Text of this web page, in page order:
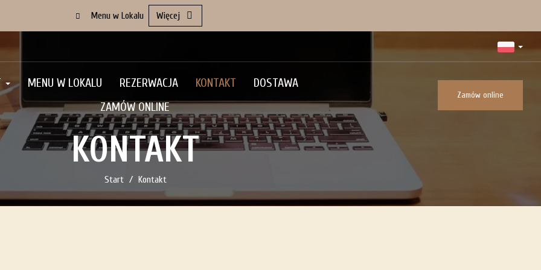
Menu w Lokalu Więcej
MENU W LOKALU REZERWACJA KONTAKT
DOSTAWA
ZAMÓW ONLINE
Zamów online
KONTAKT
Start Kontakt